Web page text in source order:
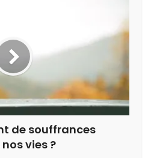
de souffrances
vies ?